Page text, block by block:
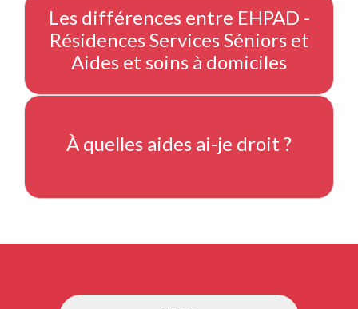
Les différences entre EHPAD -
Résidences Services Séniors et
Aides et soins à domiciles
À quelles aides ai-je droit ?